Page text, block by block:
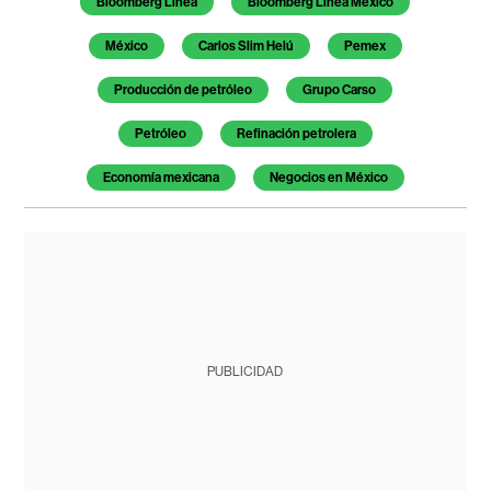
México Carlos Slim Helú Pemex
Producción de petróleo Grupo Carso
Petróleo Refinación petrolera
Economía mexicana Negocios en México
PUBLICIDAD